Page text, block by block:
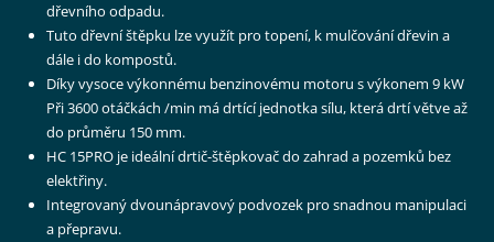
dřevního odpadu.
Tuto dřevní štěpku lze využít pro topení, k mulčování dřevin a
dále i do kompostů.
Díky vysoce výkonnému benzinovému motoru s výkonem 9 kW
Při 3600 otáčkách /min má drtící jednotka sílu, která drtí větve až
do průměru 150 mm.
HC 15PRO je ideální drtič-štěpkovač do zahrad a pozemků bez
elektřiny.
Integrovaný dvounápravový podvozek pro snadnou manipulaci
a přepravu.